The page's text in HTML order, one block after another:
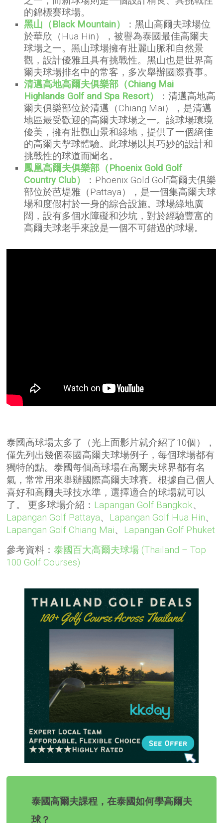
的錦標賽球場。
黑山（Black Mountain）
：黑山高爾夫球場位
於華欣（Hua Hin），被譽為泰國最佳高爾夫
球場之一。黑山球場擁有壯麗山脈和自然景
觀，設計優雅且具有挑戰性。黑山也是世界高
爾夫球場排名中的常客，多次舉辦國際賽事。
清邁高地高爾夫俱樂部（Chiang Mai
Highlands Golf and Spa Resort）
：清邁高地高
爾夫俱樂部位於清邁（Chiang Mai），是清邁
地區最受歡迎的高爾夫球場之一。該球場環境
優美，擁有壯觀山景和綠地，提供了一個絕佳
的高爾夫擊球體驗。此球場以其巧妙的設計和
挑戰性的球道而聞名。
鳳凰高爾夫俱樂部（Phoenix Gold Golf
Country Club）
：Phoenix Gold Golf高爾夫俱樂
部位於芭堤雅（Pattaya），是一個集高爾夫球
場和度假村於一身的綜合設施。球場綠地廣
闊，設有多個水障礙和沙坑，對於經驗豐富的
高爾夫球老手來說是一個不可錯過的球場。
泰國高球場太多了（光上面影片就介紹了10個），
僅先列出幾個泰國高爾夫球場例子，每個球場都有
獨特的點。泰國每個高球場在高爾夫球界都有名
氣，常常用來舉辦國際高爾夫球賽。根據自己個人
喜好和高爾夫球技水準，選擇適合的球場就可以
了。 更多球場介紹： Lapangan Golf Bangkok、
Lapangan Golf Pattaya、 Lapangan Golf Hua Hin、
Lapangan Golf Chiang Mai、 Lapangan Golf Phuket
參考資料：泰國百大高爾夫球場 (Thailand – Top
100 Golf Courses)
泰國高爾夫課程，在泰國如何學高爾夫
球？